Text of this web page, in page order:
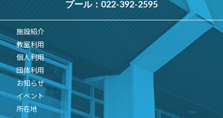
プール： 022-392-2595
施設紹介
教室利用
個人利用
団体利用
お知らせ
イベント
所在地